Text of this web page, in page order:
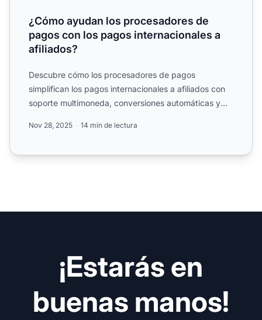
¿Cómo ayudan los procesadores de
pagos con los pagos internacionales a
afiliados?
Descubre cómo los procesadores de pagos
simplifican los pagos internacionales a afiliados con
soporte multimoneda, conversiones automáticas y
Nov 28, 2025 14 min de lectura
¡Estarás en
buenas manos!